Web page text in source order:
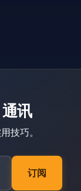
讯
技巧。
订阅